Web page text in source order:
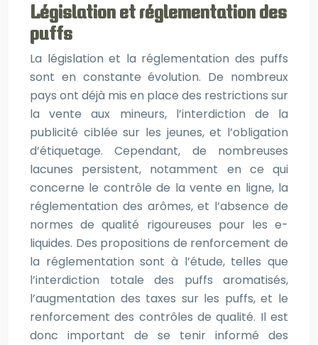
Législation et réglementation des
puffs
La législation et la réglementation des puffs
sont en constante évolution. De nombreux
pays ont déjà mis en place des restrictions sur
la vente aux mineurs, l’interdiction de la
publicité ciblée sur les jeunes, et l’obligation
d’étiquetage. Cependant, de nombreuses
lacunes persistent, notamment en ce qui
concerne le contrôle de la vente en ligne, la
réglementation des arômes, et l’absence de
normes de qualité rigoureuses pour les e-
liquides. Des propositions de renforcement de
la réglementation sont à l’étude, telles que
l’interdiction totale des puffs aromatisés,
l’augmentation des taxes sur les puffs, et le
renforcement des contrôles de qualité. Il est
donc important de se tenir informé des